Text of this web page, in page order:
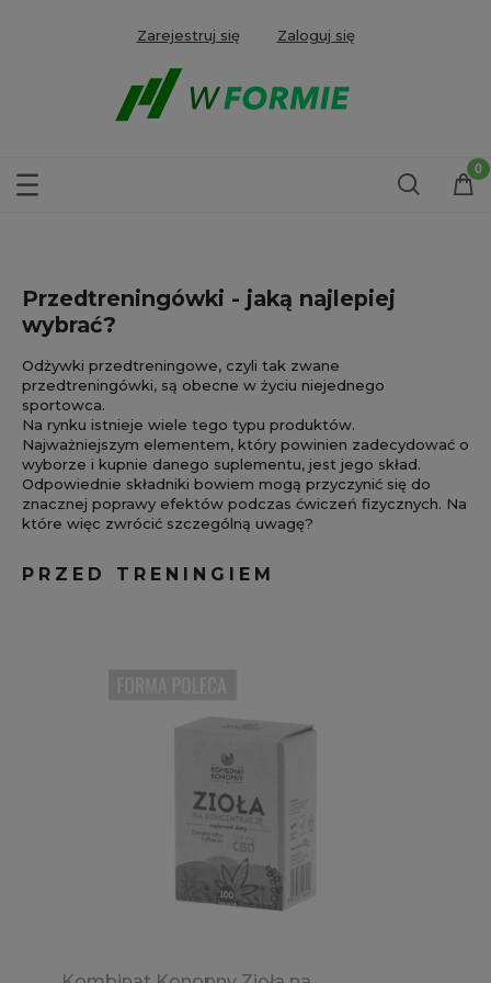
Zarejestruj się Zaloguj się
Przedtreningówki - jaką najlepiej
wybrać?
Odżywki przedtreningowe, czyli tak zwane
przedtreningówki, są obecne w życiu niejednego
sportowca.
Na rynku istnieje wiele tego typu produktów.
Najważniejszym elementem, który powinien zadecydować o
wyborze i kupnie danego suplementu, jest jego skład.
Odpowiednie składniki bowiem mogą przyczynić się do
znacznej poprawy efektów podczas ćwiczeń fizycznych. Na
które więc zwrócić szczególną uwagę?
PRZED TRENINGIEM